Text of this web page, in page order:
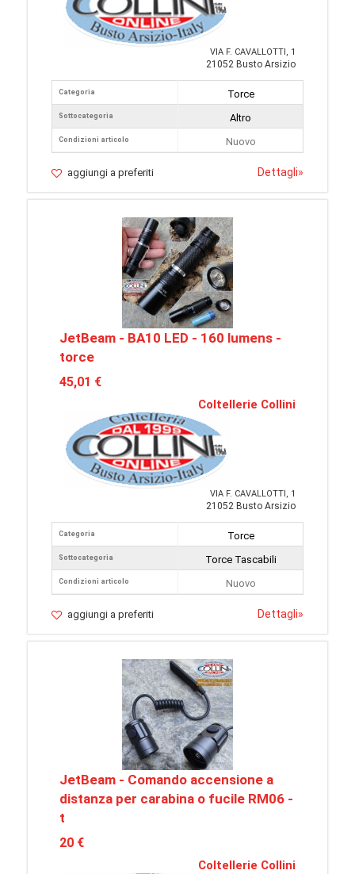
VIA F. CAVALLOTTI, 1
21052 Busto Arsizio
Categoria
Sottocategoria
Condizioni articolo
Torce
Altro
Nuovo
aggiungi a preferiti Dettagli»
JetBeam - BA10 LED - 160 lumens -
torce
45,01 €
Coltellerie Collini
VIA F. CAVALLOTTI, 1
21052 Busto Arsizio
Categoria
Sottocategoria
Condizioni articolo
Torce
Torce Tascabili
Nuovo
aggiungi a preferiti Dettagli»
JetBeam - Comando accensione a
distanza per carabina o fucile RM06 -
t
20 €
Coltellerie Collini